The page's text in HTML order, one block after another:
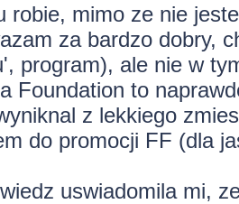
robie, mimo ze nie
za bardzo dobry,
program), ale nie w
Foundation to
z lekkiego
do promocji FF (dla
uswiadomila mi,